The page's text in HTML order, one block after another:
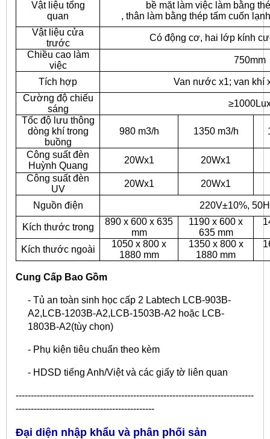
Vật liệu tổng
quan
bề mặt làm việc làm bằng
, thân làm bằng thép tấm cuốn
Vật liệu cửa
trước
Có động cơ, hai lớp kính
Chiều cao làm
việc
750mm
Tích hợp
Van nước x1; van khí
Cường độ chiếu
sáng
Tốc độ lưu thông
dòng khí trong
buồng
980 m3/h 1350 m3/h
Công suất đèn
Huỳnh Quang
20Wx1
20Wx1
Công suất đèn
UV
20Wx1 20Wx1
Nguồn điện 220V±10%,
Kích thước trong
890 x 600 x 635
mm
1190 x 600 x
635 mm
Kích thước ngoài
1050 x 800 x
1880 mm
1350 x 800 x
1880 mm
Cung Cấp Bao Gồm
- Tủ an toàn sinh học cấp 2 Labtech LCB-903B-
A2,LCB-1203B-A2,LCB-1503B-A2 hoặc LCB-
1803B-A2(tùy chọn)
- Phụ kiện tiêu chuẩn theo kèm
- HDSD tiếng Anh/Việt và các giấy tờ liên quan
​-------------------------------------------------------------------------------
----------------------------------------------
Đại diện nhập khẩu và phân phối sản